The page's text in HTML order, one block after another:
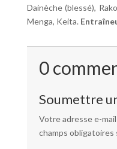
Dainèche (blessé),
Menga, Keita.
0
Soumettre
Votre adresse e-
champs